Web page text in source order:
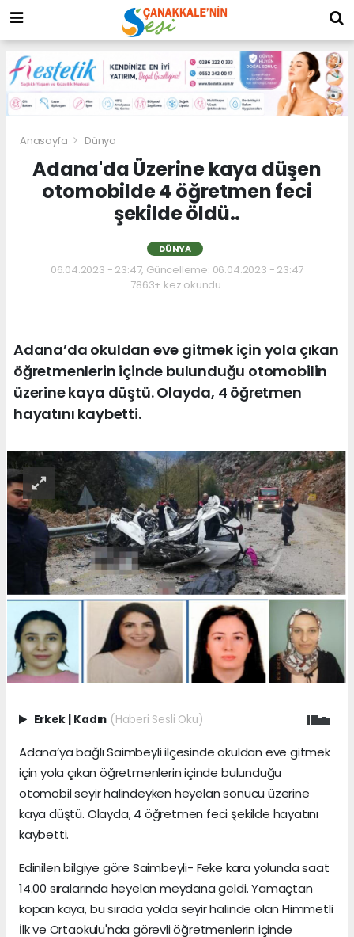
Anasayfa Dünya
Adana'da Üzerine kaya düşen
otomobilde 4 öğretmen feci
şekilde öldü..
DÜNYA
06.04.2023 - 23:47, Güncelleme: 06.04.2023 - 23:47
7863+ kez okundu.
Adana’da okuldan eve gitmek için yola çıkan
öğretmenlerin içinde bulunduğu otomobilin
üzerine kaya düştü. Olayda, 4 öğretmen
hayatını kaybetti.
Erkek | Kadın (Haberi Sesli Oku)
Adana’ya bağlı Saimbeyli ilçesinde okuldan eve gitmek
için yola çıkan öğretmenlerin içinde bulunduğu
otomobil seyir halindeyken heyelan sonucu üzerine
kaya düştü. Olayda, 4 öğretmen feci şekilde hayatını
kaybetti.
Edinilen bilgiye göre Saimbeyli- Feke kara yolunda saat
14.00 sıralarında heyelan meydana geldi. Yamaçtan
kopan kaya, bu sırada yolda seyir halinde olan Himmetli
İlk ve Ortaokulu'nda görevli öğretmenlerin içinde